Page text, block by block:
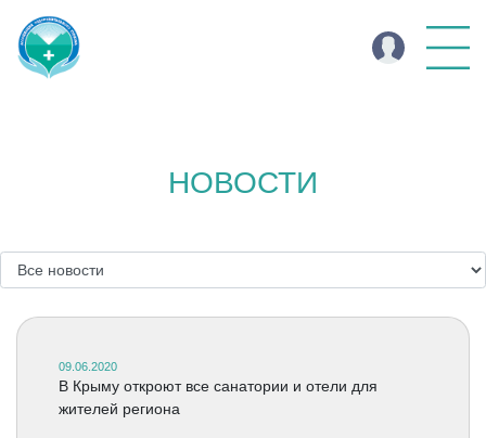
НОВОСТИ
09.06.2020
В Крыму откроют все санатории и отели для
жителей региона